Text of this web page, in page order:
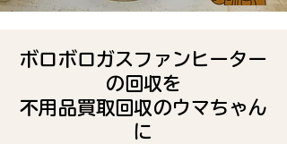
ボロボロガスファンヒーター
の回収を
不用品買取回収のウマちゃん
に